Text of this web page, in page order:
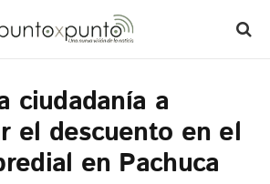
ciudadanía a
el descuento en el
en Pachuca